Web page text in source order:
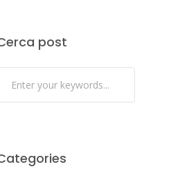
post